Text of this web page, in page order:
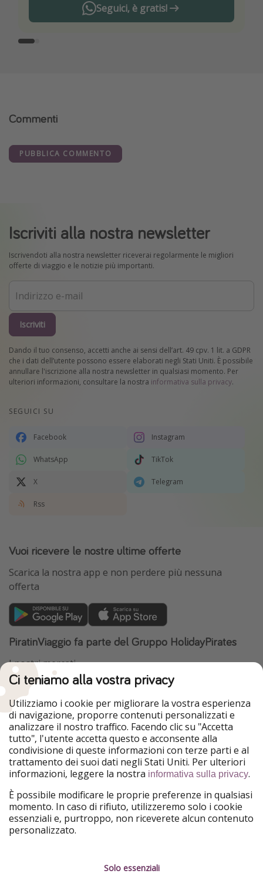
Seguici, è gratis!
Commenti
PUBBLICA COMMENTO
Iscriviti alla nostra newsletter
Iscrivendoti alla nostra newsletter riceverai regolarmente le migliori
offerte di viaggio e le notizie più importanti.
Iscriviti
Dando il tuo consenso, accetti anche ai sensi dell’art. 49 cpv. 1 lit. a GDPR
che i dati dell’utente possono essere elaborati negli Stati Uniti. È possibile
annullare l'iscrizione alla nostra newsletter in qualsiasi momento. Per
ulteriori informazioni, consultare la nostra informativa sulla privacy.
SEGUICI SU
Facebook Instagram
WhatsApp TikTok
X Telegram
Rss
Vuoi ricevere le nostre ultime offerte
Scarica la nostra app e non perdere più nessuna
offerta
PiratinViaggio fa parte del Gruppo HolidayPirates
I nostri mercati
HolidayPirates
VakantiePiraten
WakacyjniPiraci
Ferienpiraten
Urlaubspiraten
Urlaubspiraten
ViajerosPiratas
TravelPirates
Il nostro gruppo
HolidayPirates Group
Conoscici meglio
Chi siamo
Lavora con noi
Informazioni legali
Termini d' Uso
Ci teniamo alla vostra privacy
Utilizziamo i cookie per migliorare la vostra esperienza
di navigazione, proporre contenuti personalizzati e
analizzare il nostro traffico. Facendo clic su "Accetta
tutto", l'utente accetta questo e acconsente alla
condivisione di queste informazioni con terze parti e al
trattamento dei suoi dati negli Stati Uniti. Per ulteriori
informazioni, leggere la nostra informativa sulla privacy.
È possibile modificare le proprie preferenze in qualsiasi
momento. In caso di rifiuto, utilizzeremo solo i cookie
essenziali e, purtroppo, non riceverete alcun contenuto
personalizzato.
Solo essenziali